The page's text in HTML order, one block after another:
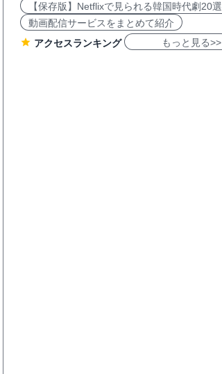
【保存版】Netflixで見られる韓国時代劇20選
動画配信サービスをまとめて紹介
アクセスランキング
もっと見る>>